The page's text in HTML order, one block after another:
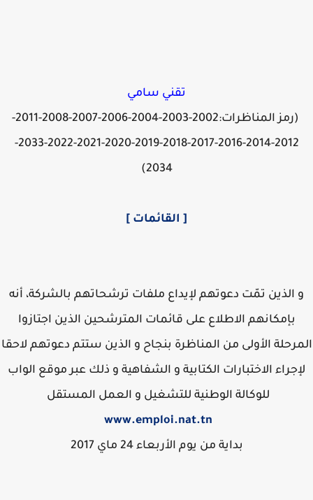
تقني سامي
(رمز المناظرات:2002-2003-2004-2006-2007-2008-2011-
2012-2014-2016-2017-2018-2019-2020-2021-2022-2033-
2034)
[ القائمات ]
الذين تمّت دعوتهم لإيداع ملفات ترشحاتهم بالشركة، أنه
بإمكانهم الاطلاع على قائمات المترشحين الذين اجتازوا
الأولى من المناظرة بنجاح و الذين ستتم دعوتهم لاحقا
الاختبارات الكتابية و الشفاهية و ذلك عبر موقع الواب
للوكالة الوطنية للتشغيل و العمل المستقل
www.emploi.nat.tn
بداية من يوم الأربعاء 24 ماي 2017